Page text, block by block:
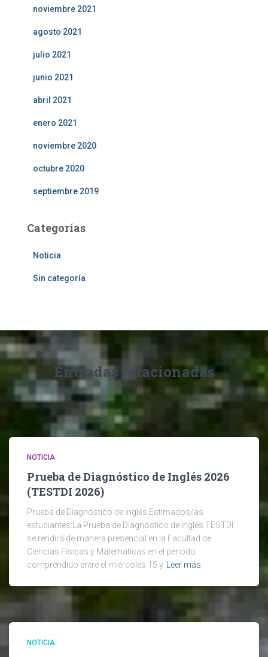
noviembre 2021
agosto 2021
julio 2021
junio 2021
abril 2021
enero 2021
noviembre 2020
octubre 2020
septiembre 2019
Categorías
Noticia
Sin categoría
Entradas relacionadas
NOTICIA
Prueba de Diagnóstico de Inglés 2026
(TESTDI 2026)
Prueba de Diagnóstico de inglés Estimados/as
estudiantes:La Prueba de Diagnóstico de inglés TESTDI
se rendirá de manera presencial en la Facultad de
Ciencias Físicas y Matemáticas en el periodo
comprendido entre el miércoles 15 y Leer más
NOTICIA